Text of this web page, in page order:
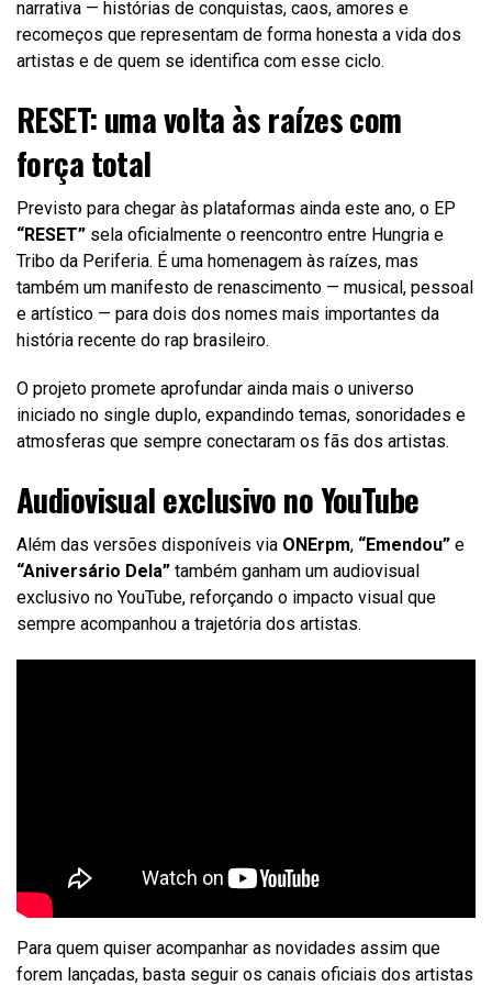
narrativa — histórias de conquistas, caos, amores e
recomeços que representam de forma honesta a vida dos
artistas e de quem se identifica com esse ciclo.
RESET: uma volta às raízes com
força total
Previsto para chegar às plataformas ainda este ano, o EP
“RESET” sela oficialmente o reencontro entre Hungria e
Tribo da Periferia. É uma homenagem às raízes, mas
também um manifesto de renascimento — musical, pessoal
e artístico — para dois dos nomes mais importantes da
história recente do rap brasileiro.
O projeto promete aprofundar ainda mais o universo
iniciado no single duplo, expandindo temas, sonoridades e
atmosferas que sempre conectaram os fãs dos artistas.
Audiovisual exclusivo no YouTube
Além das versões disponíveis via ONErpm, “Emendou” e
“Aniversário Dela” também ganham um audiovisual
exclusivo no YouTube, reforçando o impacto visual que
sempre acompanhou a trajetória dos artistas.
Para quem quiser acompanhar as novidades assim que
forem lançadas, basta seguir os canais oficiais dos artistas